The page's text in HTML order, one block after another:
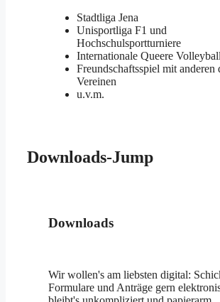
Stadtliga Jena
Unisportliga F1 und
Hochschulsportturniere
Internationale Queere
Freundschaftsspiel mit anderen
Vereinen
u.v.m.
Downloads-Jump
Downloads
Wir wollen's am liebsten digital:
Formulare und Anträge gern